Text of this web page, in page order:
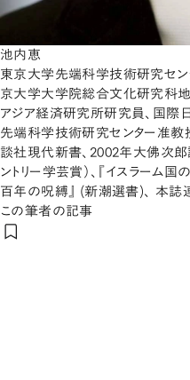
池内恵
東京大学先端科学技術研究セン
京大学大学院総合文化研究科
アジア経済研究所研究員、国際
先端科学技術研究センター准教
談社現代新書、2002年大佛次郎
ントリー学芸賞）、『イスラーム
百年の呪縛』 (新潮選書)、 本誌
この筆者の記事